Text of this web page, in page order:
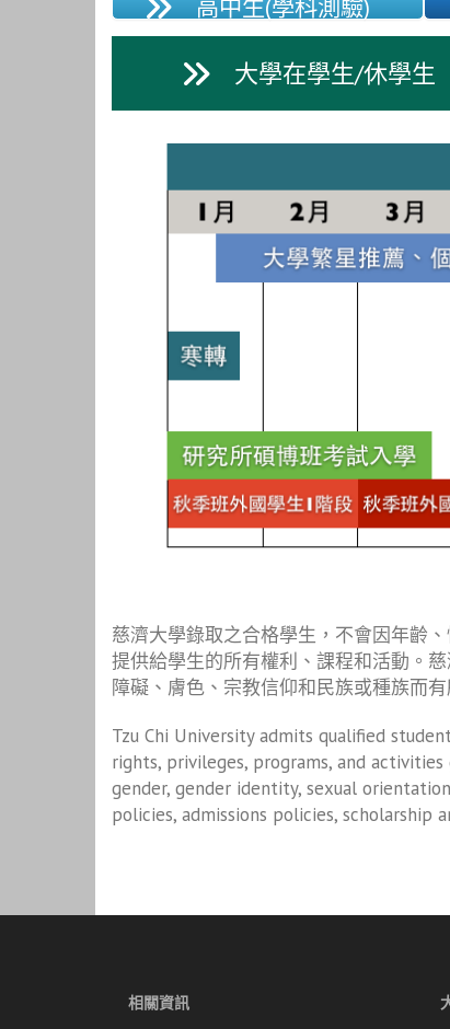
高中生(學科測驗)
大學在學生/休學生
慈濟大學錄取之合格學生，不會因年齡
提供給學生的所有權利、課程和活動。
障礙、膚色、宗教信仰和民族或種族而有
Tzu Chi University admits qualified
rights, privileges, programs, and
gender, gender identity, sexual
policies, admissions policies, scholarship
相關資訊